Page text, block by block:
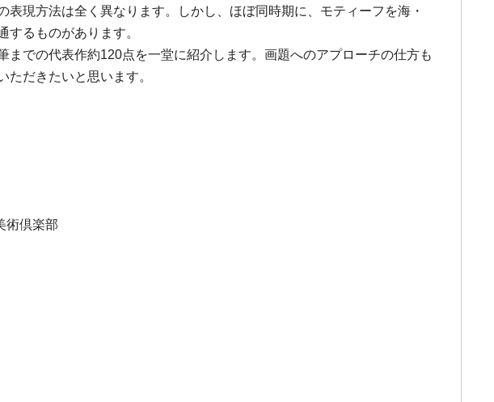
現方法は全く異なります。しかし、ほぼ同時期に、モティーフを海・
るものがあります。
での代表作約120点を一堂に紹介します。画題へのアプローチの仕方も
だきたいと思います。
術倶楽部